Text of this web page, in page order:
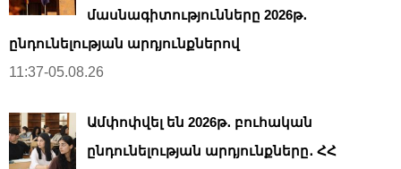
մասնագիտությունները 2026թ․
ընդունելության արդյունքներով
11:37-05.08.26
Ամփոփվել են 2026թ․ բուհական
ընդունելության արդյունքները․ ՀՀ